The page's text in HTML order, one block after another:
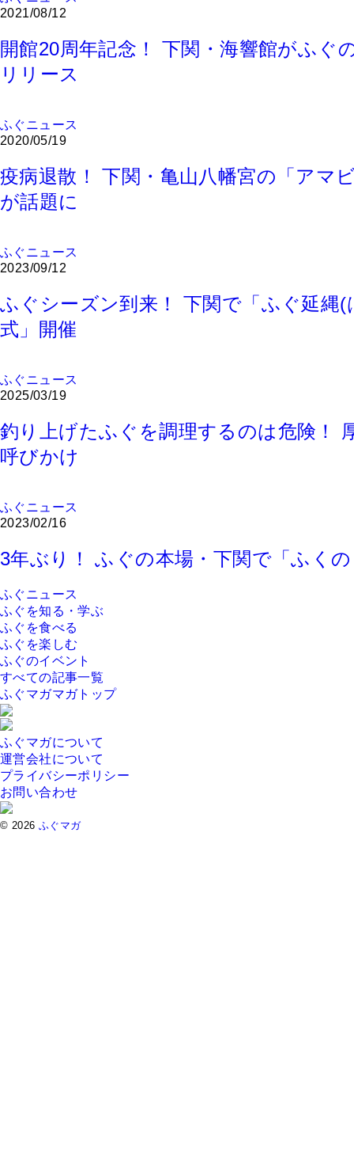
2021/08/12
開館20周年記念！ 下関・海響館がふぐ
リリース
ふぐニュース
2020/05/19
疫病退散！ 下関・亀山八幡宮の「アマ
が話題に
ふぐニュース
2023/09/12
ふぐシーズン到来！ 下関で「ふぐ延縄(
式」開催
ふぐニュース
2025/03/19
釣り上げたふぐを調理するのは危険！
呼びかけ
ふぐニュース
2023/02/16
3年ぶり！ ふぐの本場・下関で「ふく
ふぐニュース
ふぐを知る・学ぶ
ふぐを食べる
ふぐを楽しむ
ふぐのイベント
すべての記事一覧
ふぐマガマガトップ
ふぐマガについて
運営会社について
プライバシーポリシー
お問い合わせ
© 2026 ふぐマガ